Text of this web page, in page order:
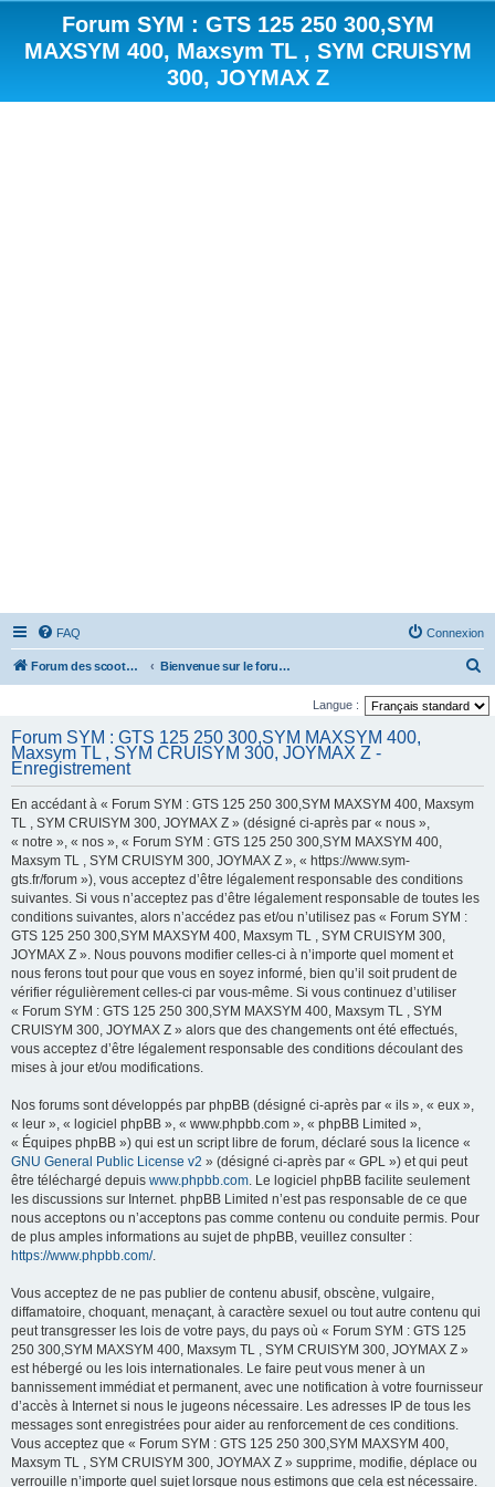
Forum SYM : GTS 125 250 300,SYM
MAXSYM 400, Maxsym TL , SYM CRUISYM
300, JOYMAX Z
FAQ Connexion
Forum des scooters SYM - GTS -MAXSYM - CRUISYM - JOYMAX - Maxsym TL Bienvenue sur le forum des scooters de la gamme SYM
c
Langue :
Forum SYM : GTS 125 250 300,SYM MAXSYM 400,
Maxsym TL , SYM CRUISYM 300, JOYMAX Z -
Enregistrement
En accédant à « Forum SYM : GTS 125 250 300,SYM MAXSYM 400, Maxsym
TL , SYM CRUISYM 300, JOYMAX Z » (désigné ci-après par « nous »,
« notre », « nos », « Forum SYM : GTS 125 250 300,SYM MAXSYM 400,
Maxsym TL , SYM CRUISYM 300, JOYMAX Z », « https://www.sym-
gts.fr/forum »), vous acceptez d’être légalement responsable des conditions
suivantes. Si vous n’acceptez pas d’être légalement responsable de toutes les
conditions suivantes, alors n’accédez pas et/ou n’utilisez pas « Forum SYM :
GTS 125 250 300,SYM MAXSYM 400, Maxsym TL , SYM CRUISYM 300,
JOYMAX Z ». Nous pouvons modifier celles-ci à n’importe quel moment et
nous ferons tout pour que vous en soyez informé, bien qu’il soit prudent de
vérifier régulièrement celles-ci par vous-même. Si vous continuez d’utiliser
« Forum SYM : GTS 125 250 300,SYM MAXSYM 400, Maxsym TL , SYM
CRUISYM 300, JOYMAX Z » alors que des changements ont été effectués,
vous acceptez d’être légalement responsable des conditions découlant des
mises à jour et/ou modifications.
Nos forums sont développés par phpBB (désigné ci-après par « ils », « eux »,
« leur », « logiciel phpBB », « www.phpbb.com », « phpBB Limited »,
« Équipes phpBB ») qui est un script libre de forum, déclaré sous la licence «
GNU General Public License v2 » (désigné ci-après par « GPL ») et qui peut
être téléchargé depuis www.phpbb.com. Le logiciel phpBB facilite seulement
les discussions sur Internet. phpBB Limited n’est pas responsable de ce que
nous acceptons ou n’acceptons pas comme contenu ou conduite permis. Pour
de plus amples informations au sujet de phpBB, veuillez consulter :
https://www.phpbb.com/.
Vous acceptez de ne pas publier de contenu abusif, obscène, vulgaire,
diffamatoire, choquant, menaçant, à caractère sexuel ou tout autre contenu qui
peut transgresser les lois de votre pays, du pays où « Forum SYM : GTS 125
250 300,SYM MAXSYM 400, Maxsym TL , SYM CRUISYM 300, JOYMAX Z »
est hébergé ou les lois internationales. Le faire peut vous mener à un
bannissement immédiat et permanent, avec une notification à votre fournisseur
d’accès à Internet si nous le jugeons nécessaire. Les adresses IP de tous les
messages sont enregistrées pour aider au renforcement de ces conditions.
Vous acceptez que « Forum SYM : GTS 125 250 300,SYM MAXSYM 400,
Maxsym TL , SYM CRUISYM 300, JOYMAX Z » supprime, modifie, déplace ou
verrouille n’importe quel sujet lorsque nous estimons que cela est nécessaire.